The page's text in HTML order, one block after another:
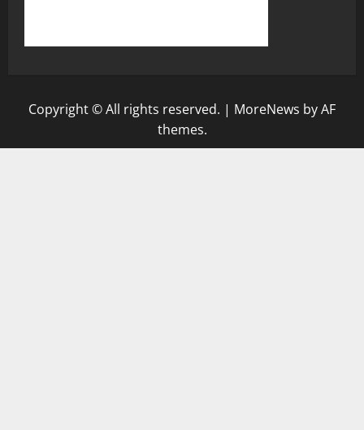
Copyright © All rights reserved. | MoreNews by AF
themes.